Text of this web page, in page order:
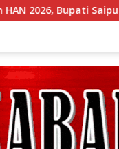
Fondasi Utama